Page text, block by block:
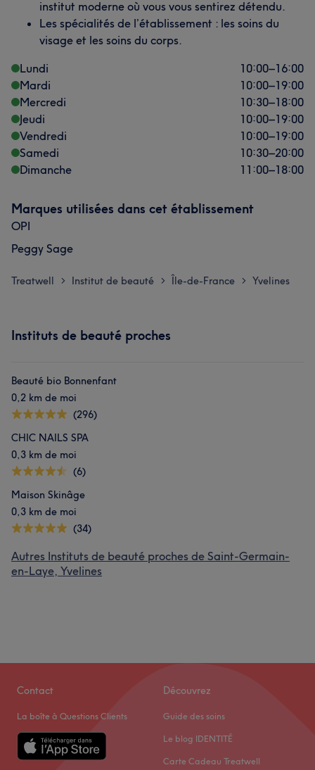
institut moderne où vous vous sentirez détendu.
Les spécialités de l’établissement : les soins du
visage et les soins du corps.
Lundi
10:00–16:00
Mardi
10:00–19:00
Mercredi
10:30–18:00
Jeudi
10:00–19:00
Vendredi
10:00–19:00
Samedi
10:30–20:00
Dimanche
11:00–18:00
Marques utilisées dans cet établissement
OPI
Peggy Sage
Treatwell > Institut de beauté > Île-de-France > Yvelines
Instituts de beauté proches
Beauté bio Bonnenfant
0,2 km de moi
(296)
CHIC NAILS SPA
0,3 km de moi
(6)
Maison Skinâge
0,3 km de moi
(34)
Autres Instituts de beauté proches de Saint-Germain-
en-Laye, Yvelines
Contact
La boîte à Questions Clients
Découvrez
Guide des soins
Le blog IDENTITÉ
Carte Cadeau Treatwell